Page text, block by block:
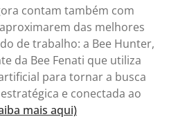
contam também com
das melhores
de trabalho: a Bee Hunter,
da Bee Fenati que utiliza
para tornar a busca
e conectada ao
mais aqui)